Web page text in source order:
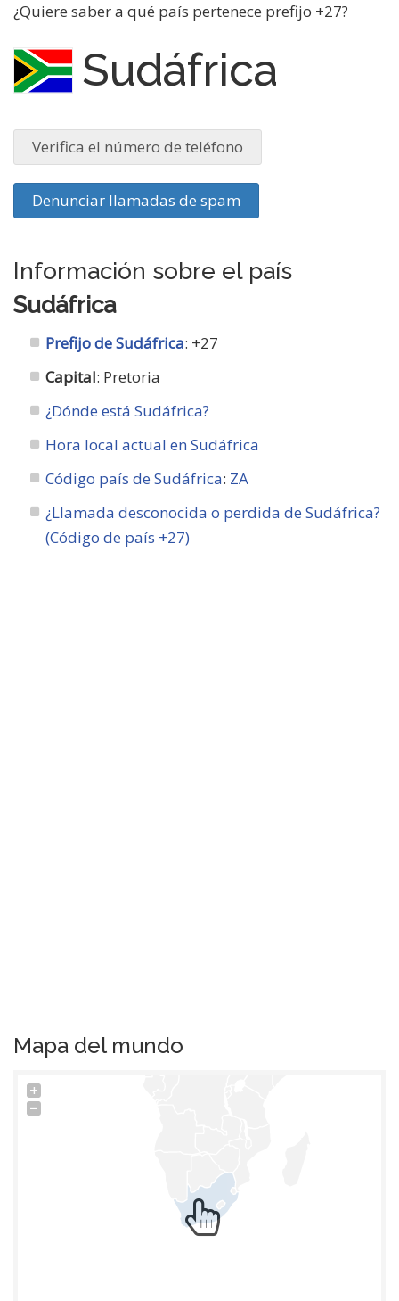
¿Quiere saber a qué país pertenece prefijo +27?
Sudáfrica
Verifica el número de teléfono
Denunciar llamadas de spam
Información sobre el país
Sudáfrica
Prefijo de Sudáfrica: +27
Capital: Pretoria
¿Dónde está Sudáfrica?
Hora local actual en Sudáfrica
Código país de Sudáfrica: ZA
¿Llamada desconocida o perdida de Sudáfrica?
(Código de país +27)
Mapa del mundo
+
−